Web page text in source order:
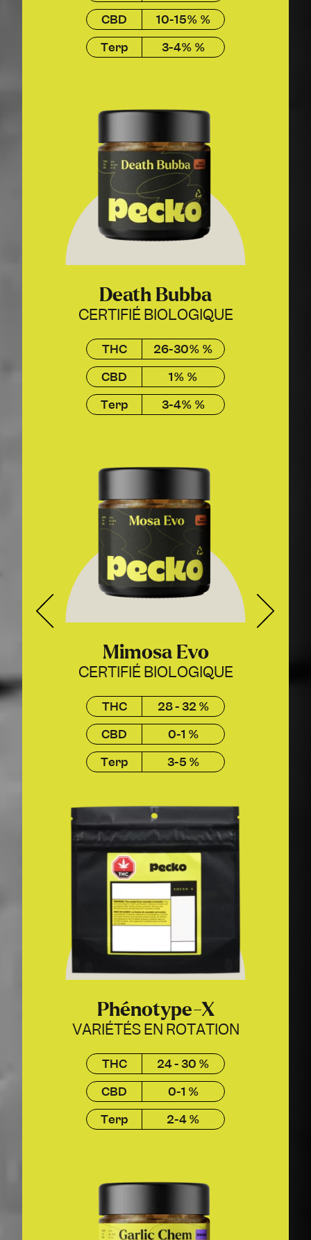
CBD
10-15% %
Terp
3-4% %
Death Bubba
CERTIFIÉ BIOLOGIQUE
THC
26-30% %
CBD
1% %
Terp
3-4% %
Mimosa Evo
CERTIFIÉ BIOLOGIQUE
THC
28 - 32 %
CBD
0-1 %
Terp
3-5 %
Phénotype-X
VARIÉTÉS EN ROTATION
THC
24 - 30 %
CBD
0-1 %
Terp
2-4 %